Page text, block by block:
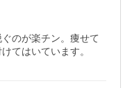
のが楽チン。痩せて
てはいています。